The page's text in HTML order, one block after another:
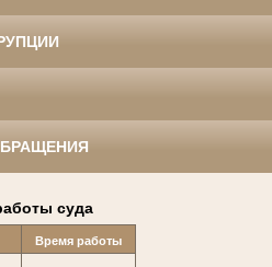
суда
Время работы